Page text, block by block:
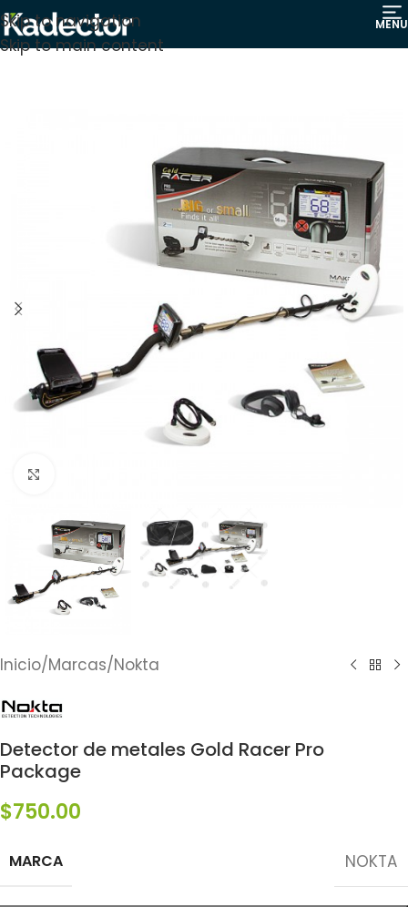
Skip to navigation
Skip to main content
MENU
Inicio/Marcas/Nokta
Detector de metales Gold Racer Pro
Package
$750.00
MARCA NOKTA